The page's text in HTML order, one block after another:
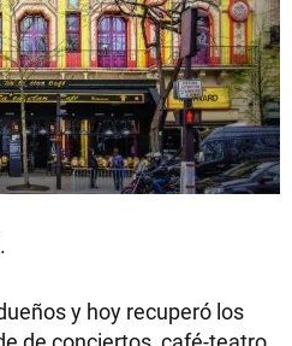
y hoy recuperó los